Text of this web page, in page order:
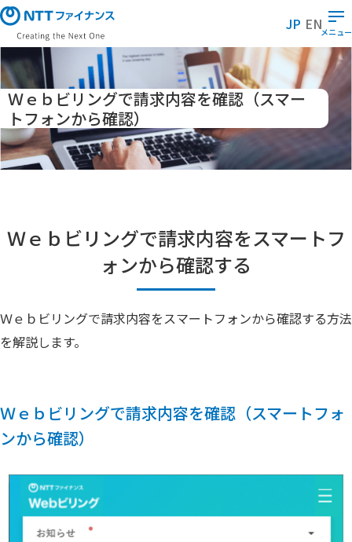
メ
イ
ン
コ
ン
テ
ツ
に
プ
JP ENメニュー
Ｗｅｂビリングで請求内容を確認（スマー
トフォンから確認）
Ｗｅｂビリングで請求内容をスマートフ
ォンから確認する
Ｗｅｂビリングで請求内容をスマートフォンから確認する方法
を解説します。
Ｗｅｂビリングで請求内容を確認（スマートフォ
ンから確認）